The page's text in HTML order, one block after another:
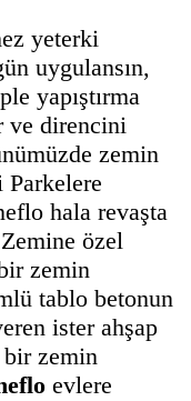
yeterki
uygulansın,
yapıştırma
ve direncini
zemin
Parkelere
hala revaşta
özel
zemin
tablo betonun
ister ahşap
bir zemin
evlere